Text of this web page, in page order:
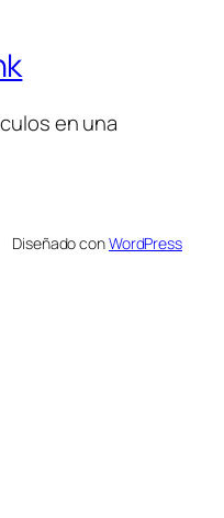
en una
Diseñado conWordPress